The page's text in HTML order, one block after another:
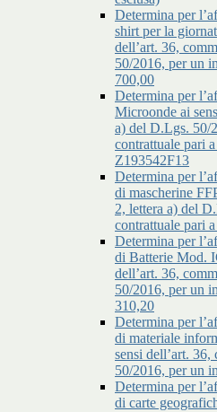
Determina per
shirt per la
dell’art. 36,
50/2016, per un
700,00
Determina per
Microonde ai
a) del D.Lgs. 50/
contrattuale pari
Z193542F13
Determina per
di mascherine
2, lettera a) del
contrattuale pari
Determina per
di Batterie Mod.
dell’art. 36,
50/2016, per un
310,20
Determina per
di materiale
sensi dell’art.
50/2016, per un
Determina per
di carte